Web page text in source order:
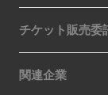
チケット販売委
関連企業